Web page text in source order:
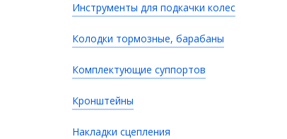
Инструменты для подкачки колес
Колодки тормозные, барабаны
Комплектующие суппортов
Кронштейны
Накладки сцепления